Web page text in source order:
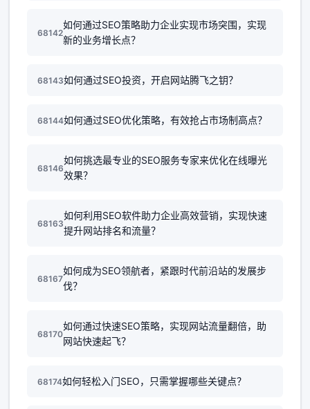
68142
如何通过SEO策略助力企业实现市场突围，实现
新的业务增长点？
68143如何通过SEO投资，开启网站腾飞之钥？
68144如何通过SEO优化策略，有效抢占市场制高点？
68146
如何挑选最专业的SEO服务专家来优化在线曝光
效果？
68163
如何利用SEO软件助力企业高效营销，实现快速
提升网站排名和流量？
68167
如何成为SEO领航者，紧跟时代前沿站的发展步
伐？
68170
如何通过快速SEO策略，实现网站流量翻倍，助
网站快速起飞？
68174如何轻松入门SEO，只需掌握哪些关键点？